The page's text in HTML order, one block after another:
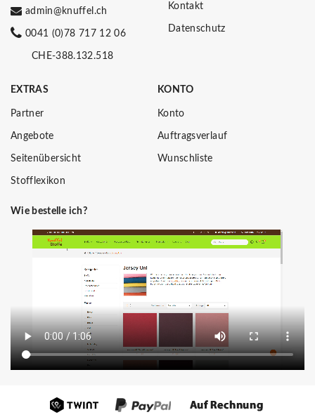
admin@knuffel.ch
0041 (0)78 717 12 06
CHE-388.132.518
Kontakt
Datenschutz
EXTRAS
Partner
Angebote
Seitenübersicht
Stofflexikon
KONTO
Konto
Auftragsverlauf
Wunschliste
Wie bestelle ich?